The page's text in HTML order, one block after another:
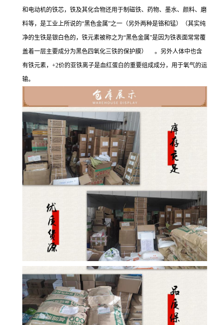
和电动机的铁芯，铁及其化合物还用于制磁铁、药物、墨水、颜料、磨
料等，是工业上所说的“黑色金属”之一（另外两种是铬和锰）（其实纯
净的生铁是银白色的，铁元素被称之为“黑色金属”是因为铁表面常常覆
盖着一层主要成分为黑色四氧化三铁的保护膜）
。另外人体中也含
有铁元素，+2价的亚铁离子是血红蛋白的重要组成成分，用于氧气的运
输。